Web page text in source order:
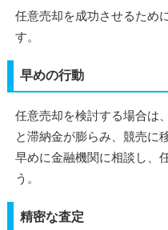
任意売却を成功させるため
す。
早めの行動
任意売却を検討する場合は
と滞納金が膨らみ、競売に
早めに金融機関に相談し、
う。
精密な査定